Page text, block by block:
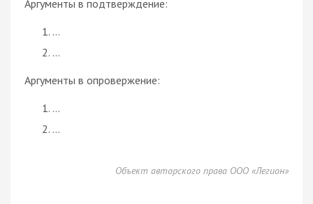
Аргументы в подтверждение:
…
…
Аргументы в опровержение:
…
…
Объект авторского права ООО «Легион»